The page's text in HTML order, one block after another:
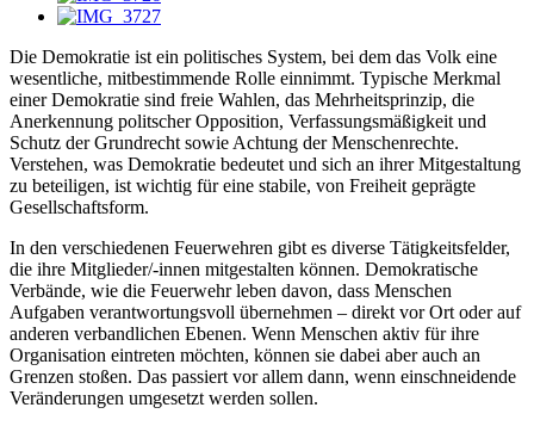
Die Demokratie ist ein politisches System, bei dem das Volk eine
wesentliche, mitbestimmende Rolle einnimmt. Typische Merkmal
einer Demokratie sind freie Wahlen, das Mehrheitsprinzip, die
Anerkennung politscher Opposition, Verfassungsmäßigkeit und
Schutz der Grundrecht sowie Achtung der Menschenrechte.
Verstehen, was Demokratie bedeutet und sich an ihrer Mitgestaltung
zu beteiligen, ist wichtig für eine stabile, von Freiheit geprägte
Gesellschaftsform.
In den verschiedenen Feuerwehren gibt es diverse Tätigkeitsfelder,
die ihre Mitglieder/-innen mitgestalten können. Demokratische
Verbände, wie die Feuerwehr leben davon, dass Menschen
Aufgaben verantwortungsvoll übernehmen – direkt vor Ort oder auf
anderen verbandlichen Ebenen. Wenn Menschen aktiv für ihre
Organisation eintreten möchten, können sie dabei aber auch an
Grenzen stoßen. Das passiert vor allem dann, wenn einschneidende
Veränderungen umgesetzt werden sollen.